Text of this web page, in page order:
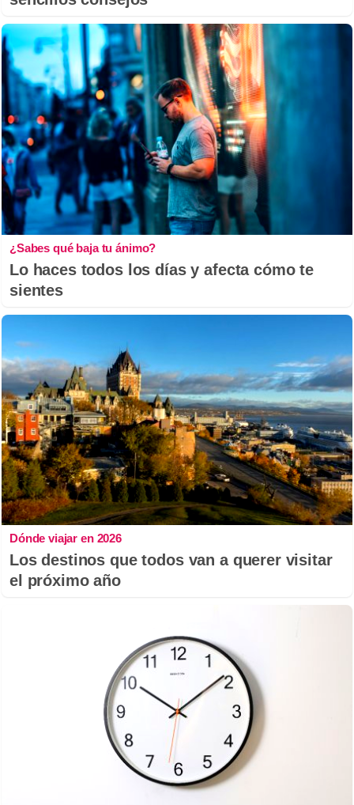
¿Sabes qué baja tu ánimo?
Lo haces todos los días y afecta cómo te
sientes
Dónde viajar en 2026
Los destinos que todos van a querer visitar
el próximo año